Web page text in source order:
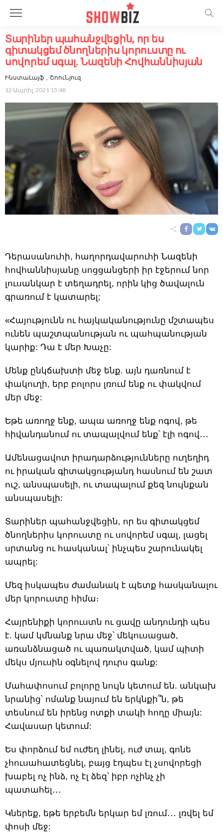
Տարիներ պահանջվեցին, որ ես
գիտակցեմ ծնողներիս կորուստը ու
սովորեմ սգալ․ Նազենի Հովհաննիսյան
ԻնստաԼայֆ
ՇոուՆյուզ
12 Ապրիլ, 2021 15:48
Դերասանուհի, հաղորդավարուհի Նազենի
հովհաննիսյանը սոցցանցերի իր էջերում նոր
լուսանկար է տեղադրել, որին կից ծավալուն
գրառում է կատարել;
«Հայությունն ու հայկականությունը մշտապես
ունեն պաշտպանության ու պահպանության
կարիք: Դա է մեր Խաչը:
Մենք ընկճախտի մեջ ենք. այն դառնում է
փակուղի, երբ բոլորս լռում ենք ու փակվում
մեր մեջ:
Եթե առողջ ենք, ապա առողջ ենք ոգով, թե
հիվանդանում ու տապալվում ենք՝ էլի ոգով․․․
Ամենացավոտ իրադարձությունները ուղեղիդ
ու իրական գիտակցությանդ հասնում են շատ
ուշ, անսպասելի, ու տապալում քեզ նույնքան
անսպասելի:
Տարիներ պահանջվեցին, որ ես գիտակցեմ
ծնողներիս կորուստը ու սովորեմ սգալ, լացել
սրտանց ու հասկանալ՝ ինչպես շարունակել
ապրել:
Մեզ իսկապես ժամանակ է պետք հասկանալու
մեր կորուստը հիմա։
Հայրենիքի կորուստն ու ցավը անդունդի պես
է. կամ կմնանք նրա մեջ՝ մեկուսացած,
առանձնացած ու պառակտված, կամ պիտի
մեկս մյուսին օգնելով դուրս գանք:
Մահափոսում բոլորը նույն կետում են. անկախ
նրանից՝ ոմանք նայում են երկնքի՞ն, թե
տեսնում են իրենց ոտքի տակի հողը միայն:
Հավասար կետում:
Ես փորձում եմ ուժեղ լինել, ուժ տալ, գոնե
չհուսահատեցնել, բայց էդպես էլ չսովորեցի
խաբել ոչ ինձ, ոչ էլ ձեզ՝ իբր ոչինչ չի
պատահել․․․
Կներեք, եթե երբեմն երկար եմ լռում․․․ լռվել եմ
փոսի մեջ: